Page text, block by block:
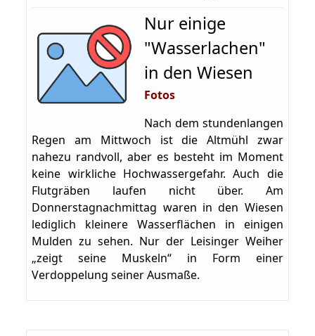
Nur einige
"Wasserlachen"
in den Wiesen
Fotos
Nach dem stundenlangen
Regen am Mittwoch ist die Altmühl zwar
nahezu randvoll, aber es besteht im Moment
keine wirkliche Hochwassergefahr. Auch die
Flutgräben laufen nicht über. Am
Donnerstagnachmittag waren in den Wiesen
lediglich kleinere Wasserflächen in einigen
Mulden zu sehen. Nur der Leisinger Weiher
„zeigt seine Muskeln“ in Form einer
Verdoppelung seiner Ausmaße.